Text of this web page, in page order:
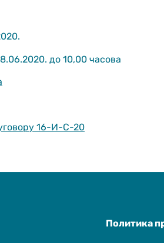
до 10,00 часова
16-И-С-20
Политика